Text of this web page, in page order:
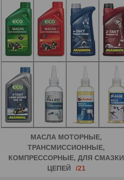
МАСЛА МОТОРНЫЕ,
ТРАНСМИССИОННЫЕ,
КОМПРЕССОРНЫЕ, ДЛЯ СМАЗКИ
ЦЕПЕЙ
21